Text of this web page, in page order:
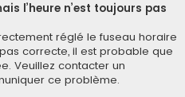
l’heure n’est toujours pas
réglé le fuseau horaire
correcte, il est probable que
Veuillez contacter un
ce problème.